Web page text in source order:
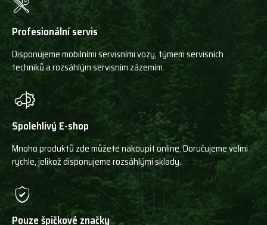
Profesionální servis
Disponujeme mobilními servisními vozy, týmem servisních
techniků a rozsáhlým servisním zázemím.
Spolehlivý E-shop
Mnoho produktů zde můžete nakoupit online. Doručujeme velmi
rychle, jelikož disponujeme rozsáhlými sklady.
Pouze špičkové značky